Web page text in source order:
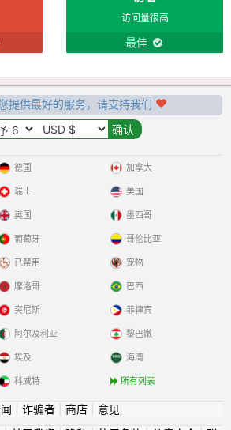
访问量很高
最佳
提供最好的服务，请支持我们
德国
瑞士
英国
葡萄牙
已禁用
加拿大
美国
墨西哥
哥伦比亚
宠物
摩洛哥
突尼斯
阿尔及利亚
埃及
科威特
巴西
菲律宾
黎巴嫩
海湾
所有列表
诈骗者| 商店| 意见